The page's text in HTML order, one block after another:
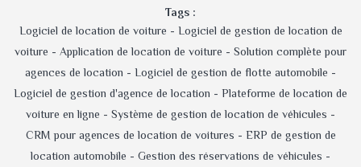
Tags :
Logiciel de location de voiture - Logiciel de gestion de location de
voiture - Application de location de voiture - Solution complète pour
agences de location - Logiciel de gestion de flotte automobile -
Logiciel de gestion d'agence de location - Plateforme de location de
voiture en ligne - Système de gestion de location de véhicules -
CRM pour agences de location de voitures - ERP de gestion de
location automobile - Gestion des réservations de véhicules -